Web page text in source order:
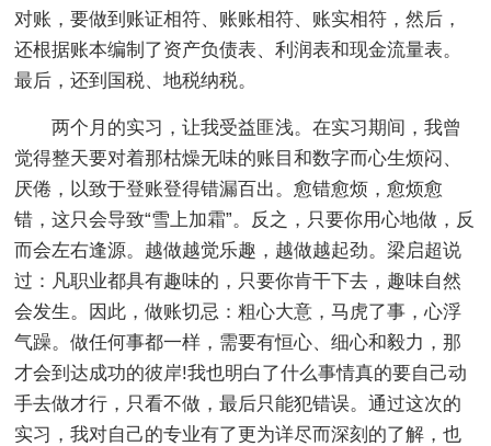
对账，要做到账证相符、账账相符、账实相符，然后，
还根据账本编制了资产负债表、利润表和现金流量表。
最后，还到国税、地税纳税。
两个月的实习，让我受益匪浅。在实习期间，我曾
觉得整天要对着那枯燥无味的账目和数字而心生烦闷、
厌倦，以致于登账登得错漏百出。愈错愈烦，愈烦愈
错，这只会导致“雪上加霜”。反之，只要你用心地做，反
而会左右逢源。越做越觉乐趣，越做越起劲。梁启超说
过：凡职业都具有趣味的，只要你肯干下去，趣味自然
会发生。因此，做账切忌：粗心大意，马虎了事，心浮
气躁。做任何事都一样，需要有恒心、细心和毅力，那
才会到达成功的彼岸!我也明白了什么事情真的要自己动
手去做才行，只看不做，最后只能犯错误。通过这次的
实习，我对自己的专业有了更为详尽而深刻的了解，也